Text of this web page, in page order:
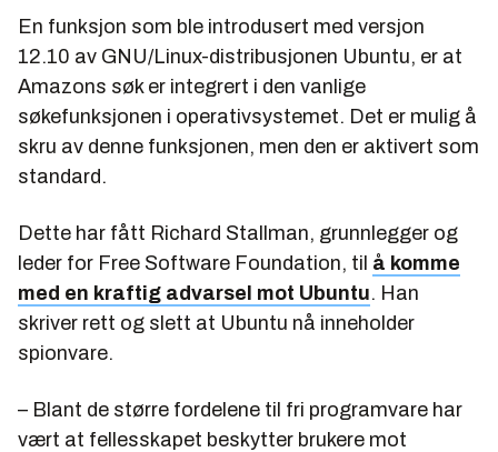
En funksjon som ble introdusert med versjon
12.10 av GNU/Linux-distribusjonen Ubuntu, er at
Amazons søk er integrert i den vanlige
søkefunksjonen i operativsystemet. Det er mulig å
skru av denne funksjonen, men den er aktivert som
standard.
Dette har fått Richard Stallman, grunnlegger og
leder for Free Software Foundation, til å komme
med en kraftig advarsel mot Ubuntu. Han
skriver rett og slett at Ubuntu nå inneholder
spionvare.
– Blant de større fordelene til fri programvare har
vært at fellesskapet beskytter brukere mot